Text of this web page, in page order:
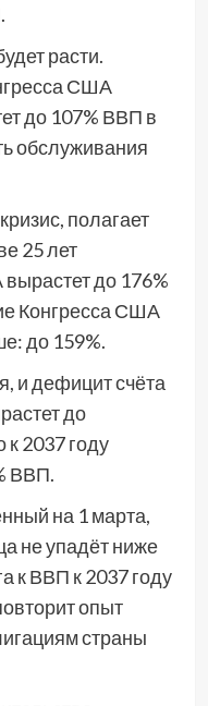
расти.
США
до 107% ВВП в
обслуживания
полагает
25 лет
до 176%
Конгресса США
до 159%.
и дефицит счёта
до
к 2037 году
ВВП.
на 1 марта,
не упадёт ниже
к ВВП к 2037 году
опыт
страны